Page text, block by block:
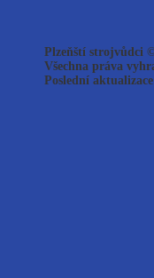
Plzeňští strojvůdci
Všechna práva
Poslední